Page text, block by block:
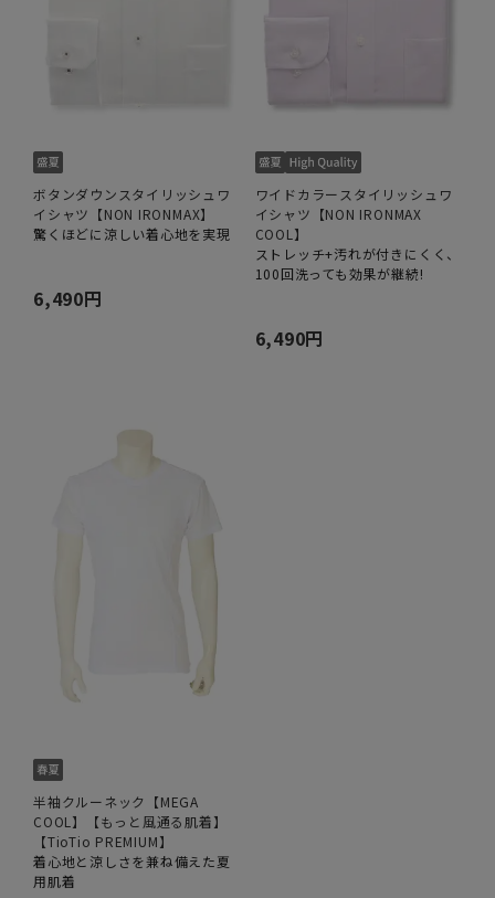
ボタンダウンスタイリッシュワ
イシャツ【NON IRONMAX】
驚くほどに涼しい着心地を実現
6,490円
ワイドカラースタイリッシュワ
イシャツ【NON IRONMAX
COOL】
ストレッチ+汚れが付きにくく、
100回洗っても効果が継続!
6,490円
半袖クルーネック【MEGA
COOL】【もっと風通る肌着】
【TioTio PREMIUM】
着心地と涼しさを兼ね備えた夏
用肌着